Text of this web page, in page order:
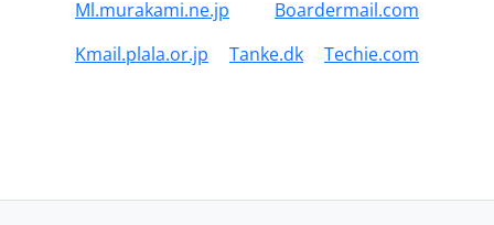
Ml.murakami.ne.jp
Boardermail.com
Kmail.plala.or.jp
Tanke.dk Techie.com